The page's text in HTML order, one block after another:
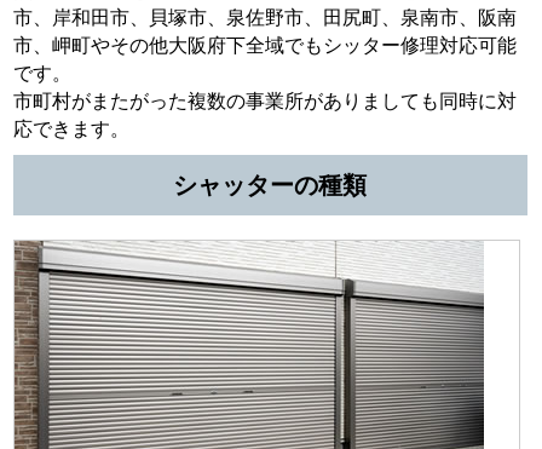
市、岸和田市、貝塚市、泉佐野市、田尻町、泉南市、阪南
市、岬町やその他大阪府下全域でもシッター修理対応可能
です。
市町村がまたがった複数の事業所がありましても同時に対
応できます。
シャッターの種類